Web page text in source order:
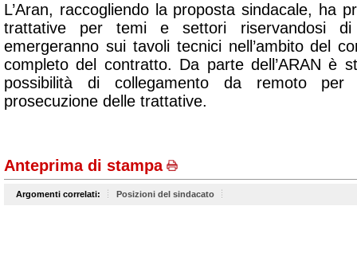
L’Aran, raccogliendo la proposta sindacale, ha
trattative per temi e settori riservandosi
emergeranno sui tavoli tecnici nell’ambito del
completo del contratto. Da parte dell’ARAN è
possibilità di collegamento da remoto
prosecuzione delle trattative.
Anteprima di stampa
Argomenti correlati: Posizioni del sindacato